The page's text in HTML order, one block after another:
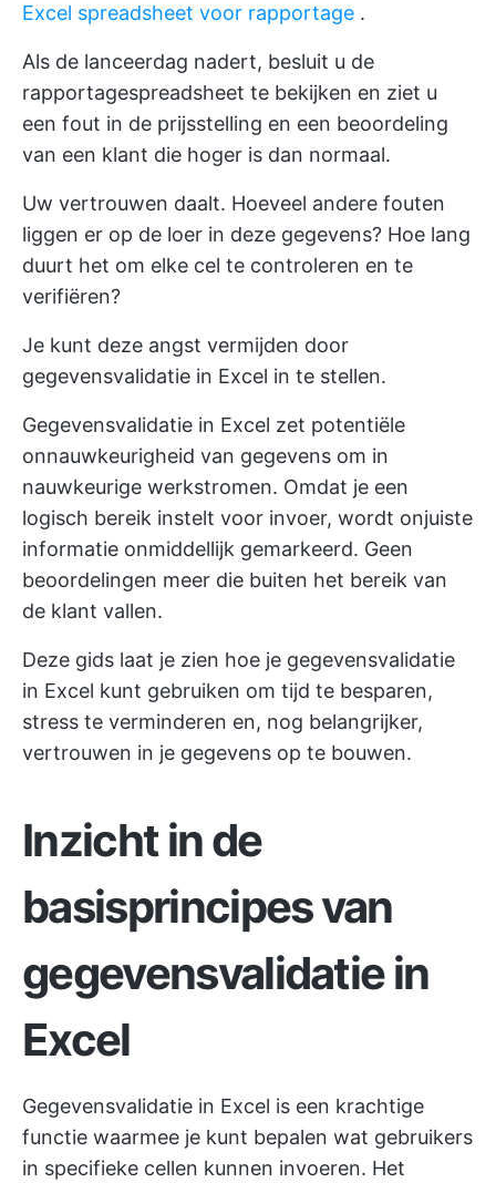
Excel spreadsheet voor rapportage .
Als de lanceerdag nadert, besluit u de
rapportagespreadsheet te bekijken en ziet u
een fout in de prijsstelling en een beoordeling
van een klant die hoger is dan normaal.
Uw vertrouwen daalt. Hoeveel andere fouten
liggen er op de loer in deze gegevens? Hoe lang
duurt het om elke cel te controleren en te
verifiëren?
Je kunt deze angst vermijden door
gegevensvalidatie in Excel in te stellen.
Gegevensvalidatie in Excel zet potentiële
onnauwkeurigheid van gegevens om in
nauwkeurige werkstromen. Omdat je een
logisch bereik instelt voor invoer, wordt onjuiste
informatie onmiddellijk gemarkeerd. Geen
beoordelingen meer die buiten het bereik van
de klant vallen.
Deze gids laat je zien hoe je gegevensvalidatie
in Excel kunt gebruiken om tijd te besparen,
stress te verminderen en, nog belangrijker,
vertrouwen in je gegevens op te bouwen.
Inzicht in de
basisprincipes van
gegevensvalidatie in
Excel
Gegevensvalidatie in Excel is een krachtige
functie waarmee je kunt bepalen wat gebruikers
in specifieke cellen kunnen invoeren. Het